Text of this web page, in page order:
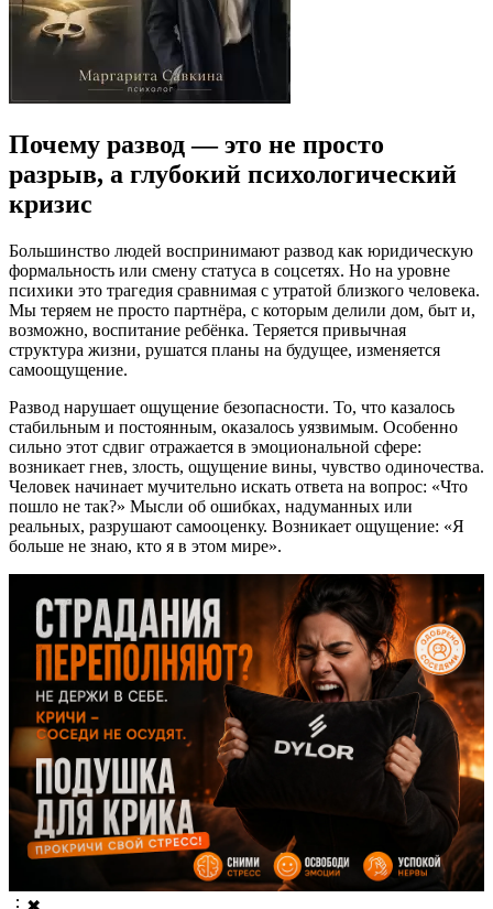
Почему развод — это не просто
разрыв, а глубокий психологический
кризис
Большинство людей воспринимают развод как юридическую
формальность или смену статуса в соцсетях. Но на уровне
психики это трагедия сравнимая с утратой близкого человека.
Мы теряем не просто партнёра, с которым делили дом, быт и,
возможно, воспитание ребёнка. Теряется привычная
структура жизни, рушатся планы на будущее, изменяется
самоощущение.
Развод нарушает ощущение безопасности. То, что казалось
стабильным и постоянным, оказалось уязвимым. Особенно
сильно этот сдвиг отражается в эмоциональной сфере:
возникает гнев, злость, ощущение вины, чувство одиночества.
Человек начинает мучительно искать ответа на вопрос: «Что
пошло не так?» Мысли об ошибках, надуманных или
реальных, разрушают самооценку. Возникает ощущение: «Я
больше не знаю, кто я в этом мире».